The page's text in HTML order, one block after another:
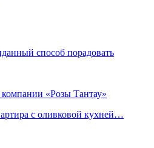
способ порадовать
«Розы Тантау»
с оливковой кухней…